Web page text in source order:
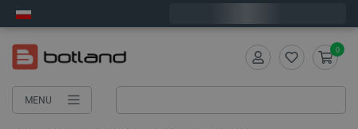
MENU
0